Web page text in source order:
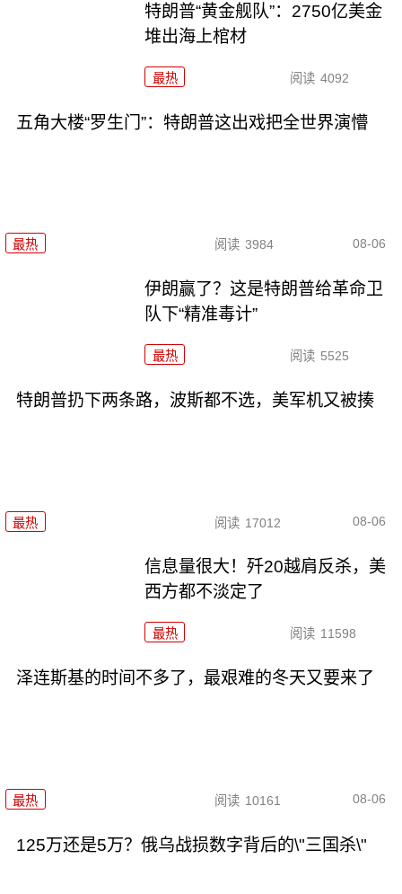
特朗普“黄金舰队”：2750亿美金
堆出海上棺材
最热 阅读 4092
五角大楼“罗生门”：特朗普这出戏把全世界演懵
最热 阅读 3984 08-06
伊朗赢了？这是特朗普给革命卫
队下“精准毒计”
最热 阅读 5525
特朗普扔下两条路，波斯都不选，美军机又被揍
最热 阅读 17012 08-06
信息量很大！歼20越肩反杀，美
西方都不淡定了
最热 阅读 11598
泽连斯基的时间不多了，最艰难的冬天又要来了
最热 阅读 10161 08-06
125万还是5万？俄乌战损数字背后的\"三国杀\"